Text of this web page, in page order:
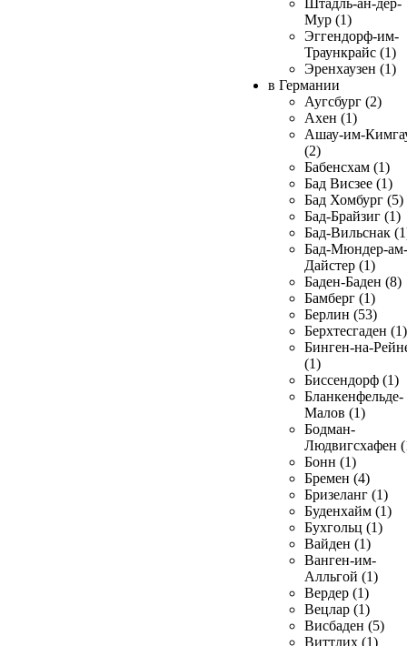
Штадль-ан-дер-
Мур (1)
Эггендорф-им-
Траункрайс (1)
Эренхаузен (1)
в Германии
Аугсбург (2)
Ахен (1)
Ашау-им-
(2)
Бабенсхам (1)
Бад Висзее (1)
Бад Хомбург (5)
Бад-Брайзиг (1)
Бад-Вильснак
Бад-Мюндер-ам-
Дайстер (1)
Баден-Баден (8)
Бамберг (1)
Берлин (53)
Берхтесгаден (1)
Бинген-на-
(1)
Биссендорф (1)
Бланкенфельде-
Малов (1)
Бодман-
Людвигсхафен
Бонн (1)
Бремен (4)
Бризеланг (1)
Буденхайм (1)
Бухгольц (1)
Вайден (1)
Ванген-им-
Алльгой (1)
Вердер (1)
Вецлар (1)
Висбаден (5)
Виттлих (1)